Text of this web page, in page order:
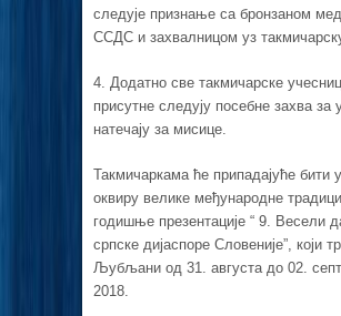
следује признање са бронзаном
ССДС и захвалницом уз
4. Додатно све такмичарске
присутне следују посебне захва за
натечају за мисице.
Такмичаркама ће припадајуће бити
оквиру велике међународне
годишње презентације “ 9. Весели
српске дијаспоре Словеније”, који
Љубљани од 31. августа до 02.
2018.